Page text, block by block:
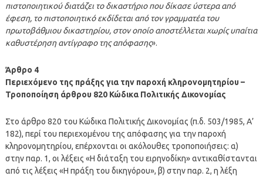
πιστοποιητικού διατάζει το δικαστήριο που δίκασε ύστερα από
έφεση, το πιστοποιητικό εκδίδεται από τον γραμματέα του
πρωτοβάθμιου δικαστηρίου, στον οποίο αποστέλλεται χωρίς υπαίτια
καθυστέρηση αντίγραφο της απόφασης».
Άρθρο 4
Περιεχόμενο της πράξης για την παροχή κληρονομητηρίου –
Τροποποίηση άρθρου 820 Κώδικα Πολιτικής Δικονομίας
Στο άρθρο 820 του Κώδικα Πολιτικής Δικονομίας (π.δ. 503/1985, Α’
182), περί του περιεχομένου της απόφασης για την παροχή
κληρονομητηρίου, επέρχονται οι ακόλουθες τροποποιήσεις: α)
στην παρ. 1, οι λέξεις «Η διάταξη του ειρηνοδίκη» αντικαθίστανται
από τις λέξεις «Η πράξη του δικηγόρου», β) στην παρ. 2, η λέξη